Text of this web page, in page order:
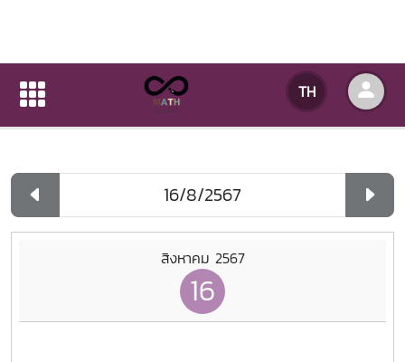
TH
ปฏิทินกิจกรรมของหน่วยงาน
ปฏิทินกิจกรรมของหน่วยงาน
สิงหาคม 2567
16